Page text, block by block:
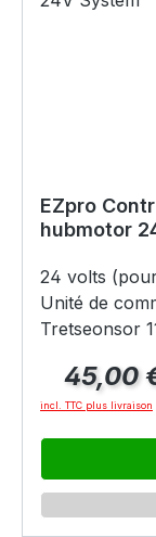
EZpro
hubmotor
24 volts
Unité de
Tretseonsor
45,00
incl. TTC plus livraison